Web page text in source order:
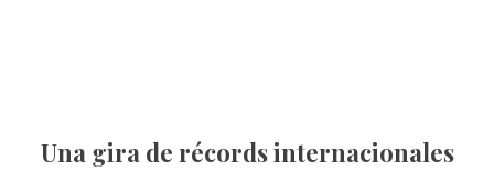
Una gira de récords internacionales